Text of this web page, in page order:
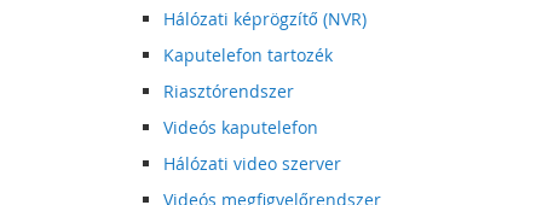
Hálózati képrögzítő (NVR)
Kaputelefon tartozék
Riasztórendszer
Videós kaputelefon
Hálózati video szerver
Videós megfigyelőrendszer